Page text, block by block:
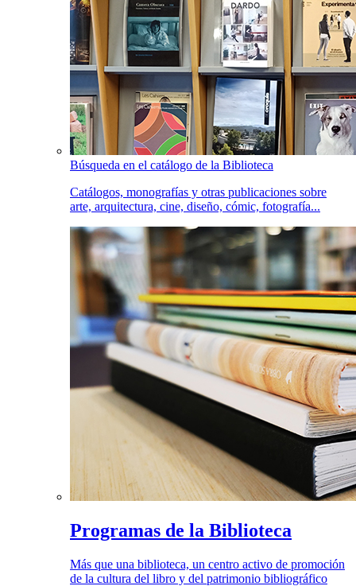
Búsqueda en el catálogo de la Biblioteca
Catálogos, monografías y otras publicaciones sobre
arte, arquitectura, cine, diseño, cómic, fotografía...
Programas de la Biblioteca
Más que una biblioteca, un centro activo de promoción
de la cultura del libro y del patrimonio bibliográfico